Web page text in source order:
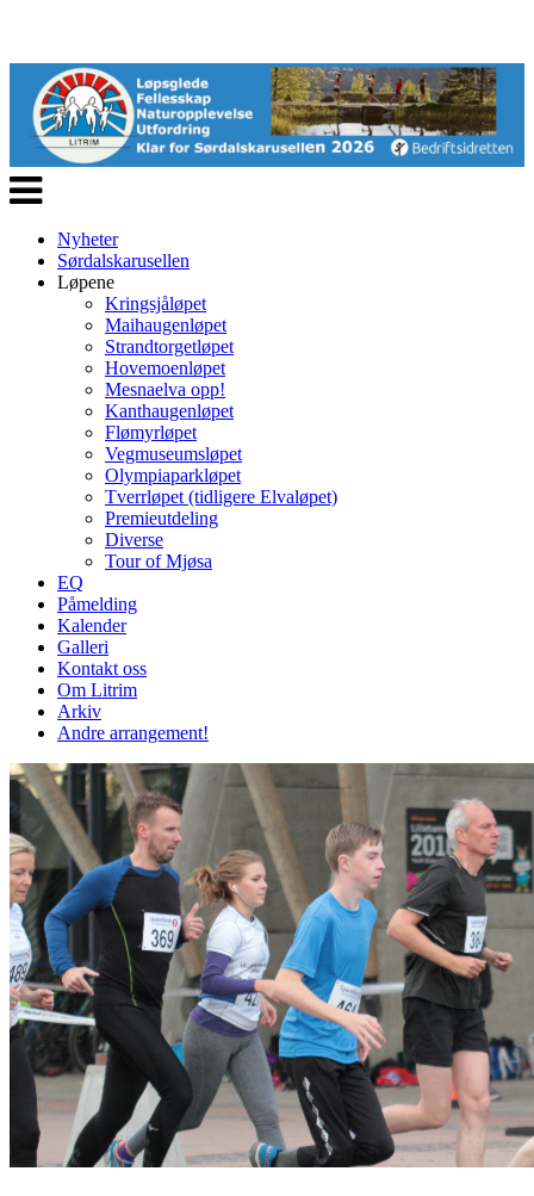
Veksle
navigasjon
Nyheter
Sørdalskarusellen
Løpene
Kringsjåløpet
Maihaugenløpet
Strandtorgetløpet
Hovemoenløpet
Mesnaelva opp!
Kanthaugenløpet
Flømyrløpet
Vegmuseumsløpet
Olympiaparkløpet
Tverrløpet (tidligere Elvaløpet)
Premieutdeling
Diverse
Tour of Mjøsa
EQ
Påmelding
Kalender
Galleri
Kontakt oss
Om Litrim
Arkiv
Andre arrangement!